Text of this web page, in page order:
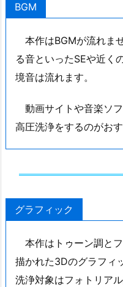
BGM
本作はBGMが流れま
る音といったSEや近く
境音は流れます。
動画サイトや音楽ソ
高圧洗浄をするのがおす
グラフィック
本作はトゥーン調と
描かれた3Dのグラフィ
洗浄対象はフォトリア